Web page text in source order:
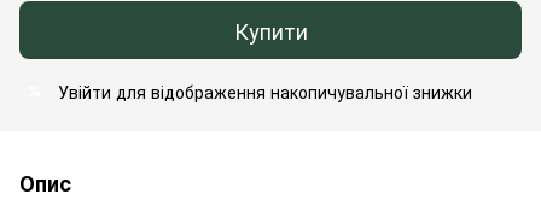
Купити
Увійти для відображення накопичувальної знижки
Опис